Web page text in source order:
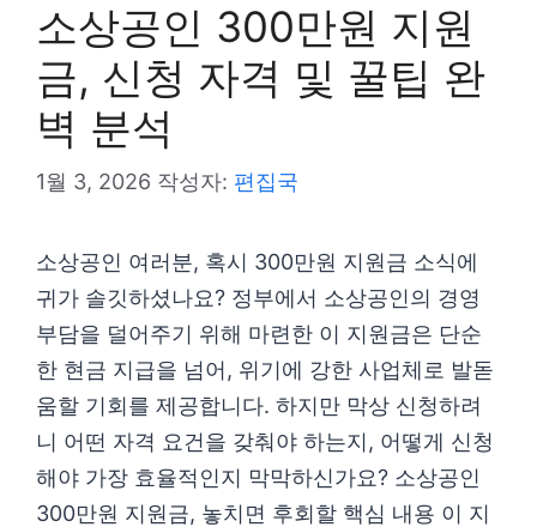
소상공인 300만원 지원
금, 신청 자격 및 꿀팁 완
벽 분석
1월 3, 2026 작성자: 편집국
소상공인 여러분, 혹시 300만원 지원금 소식에
귀가 솔깃하셨나요? 정부에서 소상공인의 경영
부담을 덜어주기 위해 마련한 이 지원금은 단순
한 현금 지급을 넘어, 위기에 강한 사업체로 발돋
움할 기회를 제공합니다. 하지만 막상 신청하려
니 어떤 자격 요건을 갖춰야 하는지, 어떻게 신청
해야 가장 효율적인지 막막하신가요? 소상공인
300만원 지원금, 놓치면 후회할 핵심 내용 이 지